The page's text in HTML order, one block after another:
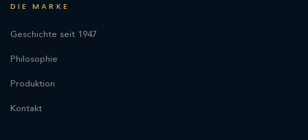
DIE MARKE
Geschichte seit 1947
Philosophie
Produktion
Kontakt